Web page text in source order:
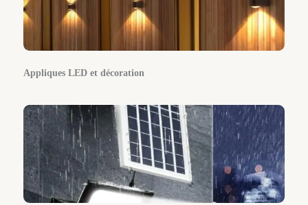
Appliques LED et décoration